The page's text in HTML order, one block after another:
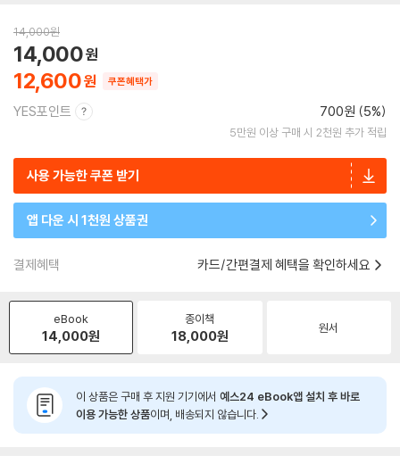
14,000원
12,600
14,000
쿠폰혜택가
YES포인트 700원 (5%)
5만원 이상 구매 시 2천원 추가 적립
사용 가능한 쿠폰 받기
앱 다운 시 1천원 상품권
결제혜택 카드/간편결제 혜택을 확인하세요
eBook
14,000원
종이책
18,000원 원서
이 상품은 구매 후 지원 기기에서 예스24 eBook앱 설치 후 바로
이용 가능한 상품이며, 배송되지 않습니다.